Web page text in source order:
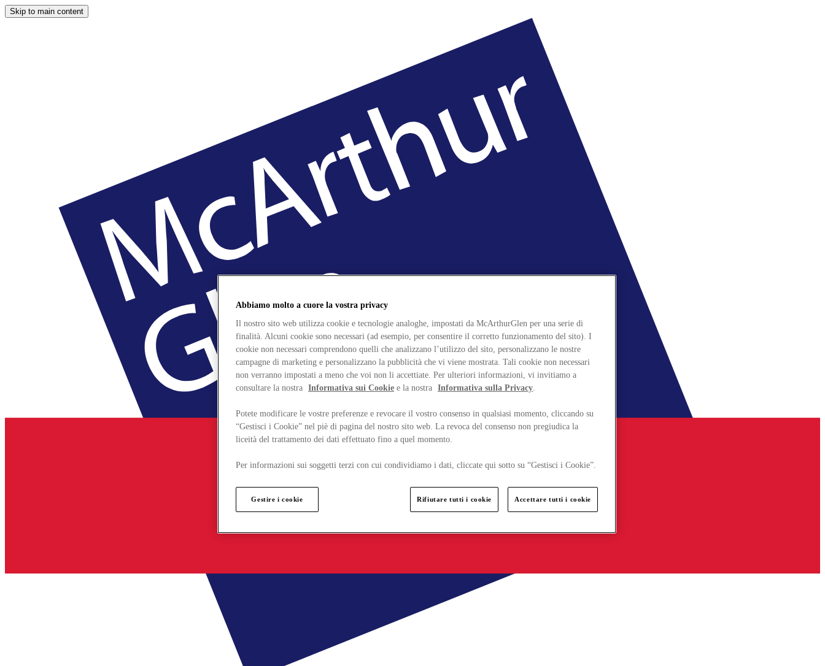
Skip to main content
Abbiamo molto a cuore la vostra privacy
Il nostro sito web utilizza cookie e tecnologie analoghe, impostati da McArthurGlen per una serie di
finalità. Alcuni cookie sono necessari (ad esempio, per consentire il corretto funzionamento del sito). I
cookie non necessari comprendono quelli che analizzano l’utilizzo del sito, personalizzano le nostre
campagne di marketing e personalizzano la pubblicità che vi viene mostrata. Tali cookie non necessari
non verranno impostati a meno che voi non li accettiate. Per ulteriori informazioni, vi invitiamo a
consultare la nostra Informativa sui Cookie e la nostra Informativa sulla Privacy.
Potete modificare le vostre preferenze e revocare il vostro consenso in qualsiasi momento, cliccando su
“Gestisci i Cookie” nel piè di pagina del nostro sito web. La revoca del consenso non pregiudica la
liceità del trattamento dei dati effettuato fino a quel momento.
Per informazioni sui soggetti terzi con cui condividiamo i dati, cliccate qui sotto su “Gestisci i Cookie”.
Gestire i cookie Rifiutare tutti i cookie Accettare tutti i cookie